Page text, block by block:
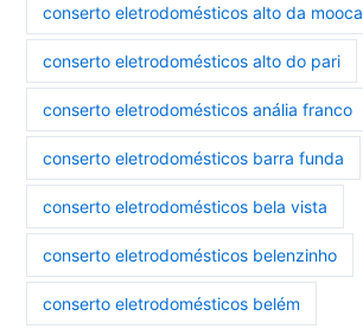
conserto eletrodomésticos alto da mooca
conserto eletrodomésticos alto do pari
conserto eletrodomésticos anália franco
conserto eletrodomésticos barra funda
conserto eletrodomésticos bela vista
conserto eletrodomésticos belenzinho
conserto eletrodomésticos belém